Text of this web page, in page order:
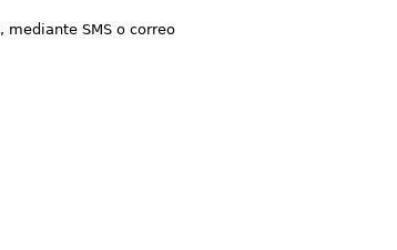
, mediante SMS o correo